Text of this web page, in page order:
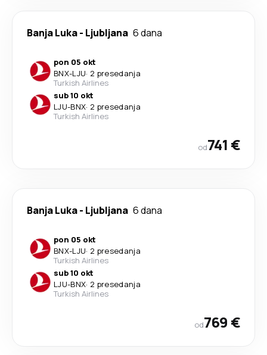
Banja Luka- Ljubljana 6 dana
pon 05 okt
BNX-LJU· 2 presedanja
Turkish Airlines
sub 10 okt
LJU-BNX· 2 presedanja
Turkish Airlines
od741 €
Banja Luka- Ljubljana 6 dana
pon 05 okt
BNX-LJU· 2 presedanja
Turkish Airlines
sub 10 okt
LJU-BNX· 2 presedanja
Turkish Airlines
od769 €